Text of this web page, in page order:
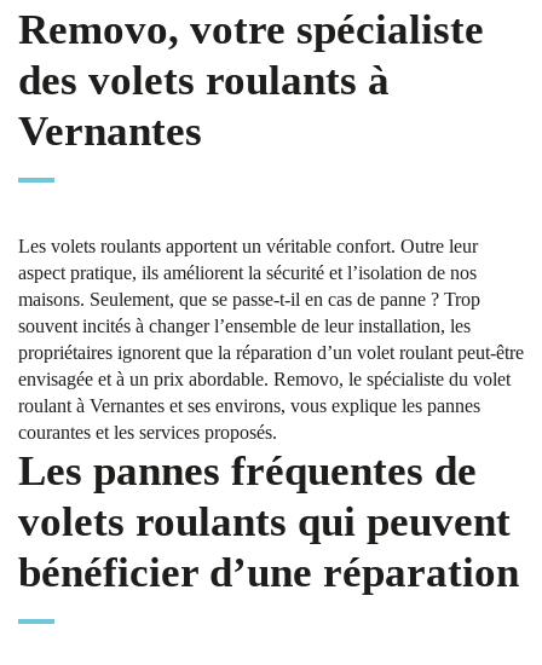
Removo, votre spécialiste
des volets roulants à
Vernantes
Les volets roulants apportent un véritable confort. Outre leur
aspect pratique, ils améliorent la sécurité et l’isolation de nos
maisons. Seulement, que se passe-t-il en cas de panne ? Trop
souvent incités à changer l’ensemble de leur installation, les
propriétaires ignorent que la réparation d’un volet roulant peut-être
envisagée et à un prix abordable. Removo, le spécialiste du volet
roulant à Vernantes et ses environs, vous explique les pannes
courantes et les services proposés.
Les pannes fréquentes de
volets roulants qui peuvent
bénéficier d’une réparation